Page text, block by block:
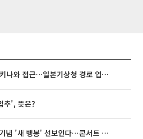
태풍 '돌핀' 오키나와 접근…일본기상청 경로 업데이트
추', 뜻은?
빅뱅, 20주년 기념 '새 뱅봉' 선보인다⋯콘서트 앞두고 팝업 개최